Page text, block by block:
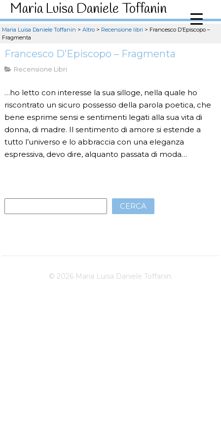
Maria Luisa Daniele Toffanin
Maria Luisa Daniele Toffanin > Altro > Recensione libri > Francesco D’Episcopo –
Fragmenta
Francesco D’Episcopo – Fragmenta
Recensione Libri
…ho letto con interesse la sua silloge, nella quale ho
riscontrato un sicuro possesso della parola poetica, che
bene esprime sensi e sentimenti legati alla sua vita di
donna, di madre. Il sentimento di amore si estende a
tutto l’universo e lo abbraccia con una eleganza
espressiva, devo dire, alquanto passata di moda…
CERCA
© 2026 Maria Luisa Daniele Toffanin.